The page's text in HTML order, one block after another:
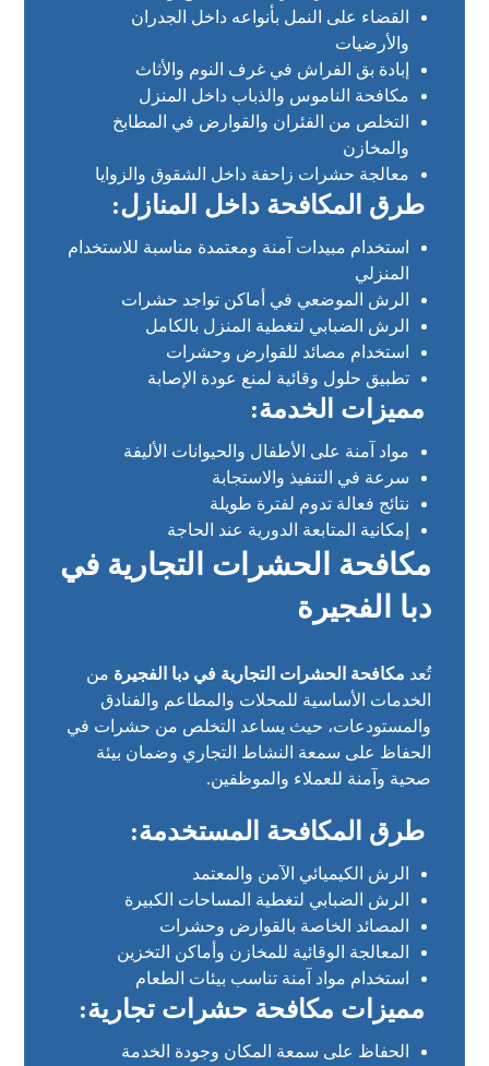
القضاء على النمل بأنواعه داخل الجدران
والأرضيات
إبادة بق الفراش في غرف النوم والأثاث
مكافحة الناموس والذباب داخل المنزل
التخلص من الفئران والقوارض في المطابخ
والمخازن
معالجة حشرات زاحفة داخل الشقوق والزوايا
طرق المكافحة داخل المنازل:
استخدام مبيدات آمنة ومعتمدة مناسبة للاستخدام
المنزلي
الرش الموضعي في أماكن تواجد حشرات
الرش الضبابي لتغطية المنزل بالكامل
استخدام مصائد للقوارض وحشرات
تطبيق حلول وقائية لمنع عودة الإصابة
مميزات الخدمة:
مواد آمنة على الأطفال والحيوانات الأليفة
سرعة في التنفيذ والاستجابة
نتائج فعالة تدوم لفترة طويلة
إمكانية المتابعة الدورية عند الحاجة
مكافحة الحشرات التجارية في
دبا الفجيرة
تُعد مكافحة الحشرات التجارية في دبا الفجيرة من
الخدمات الأساسية للمحلات والمطاعم والفنادق
والمستودعات، حيث يساعد التخلص من حشرات في
الحفاظ على سمعة النشاط التجاري وضمان بيئة
صحية وآمنة للعملاء والموظفين.
طرق المكافحة المستخدمة:
الرش الكيميائي الآمن والمعتمد
الرش الضبابي لتغطية المساحات الكبيرة
المصائد الخاصة بالقوارض وحشرات
المعالجة الوقائية للمخازن وأماكن التخزين
استخدام مواد آمنة تناسب بيئات الطعام
مميزات مكافحة حشرات تجارية:
الحفاظ على سمعة المكان وجودة الخدمة